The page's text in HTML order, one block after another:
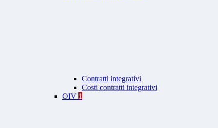
Contratti integrativi
Costi contratti integrativi
OIV 1